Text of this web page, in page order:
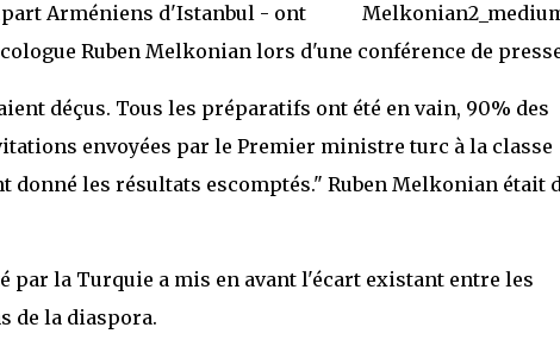
Arméniens d'Istanbul - ont
Ruben Melkonian lors d'une conférence de
déçus. Tous les préparatifs ont été en vain, 90% des
envoyées par le Premier ministre turc à la classe
les résultats escomptés." Ruben Melkonian était
par la Turquie a mis en avant l'écart existant entre les
de la diaspora.